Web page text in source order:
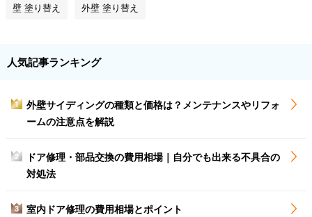
壁 塗り替え 外壁 塗り替え
人気記事ランキング
1
外壁サイディングの種類と価格は？メンテナンスやリフォ
ームの注意点を解説
2
ドア修理・部品交換の費用相場｜自分でも出来る不具合の
対処法
3 室内ドア修理の費用相場とポイント